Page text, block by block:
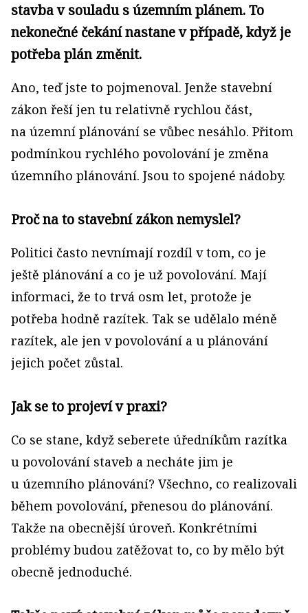
stavba v souladu s územním plánem. To
nekonečné čekání nastane v případě, když je
potřeba plán změnit.
Ano, teď jste to pojmenoval. Jenže stavební
zákon řeší jen tu relativně rychlou část,
na územní plánování se vůbec nesáhlo. Přitom
podmínkou rychlého povolování je změna
územního plánování. Jsou to spojené nádoby.
Proč na to stavební zákon nemyslel?
Politici často nevnímají rozdíl v tom, co je
ještě plánování a co je už povolování. Mají
informaci, že to trvá osm let, protože je
potřeba hodně razítek. Tak se udělalo méně
razítek, ale jen v povolování a u plánování
jejich počet zůstal.
Jak se to projeví v praxi?
Co se stane, když seberete úředníkům razítka
u povolování staveb a necháte jim je
u územního plánování? Všechno, co realizovali
během povolování, přenesou do plánování.
Takže na obecnější úroveň. Konkrétními
problémy budou zatěžovat to, co by mělo být
obecně jednoduché.